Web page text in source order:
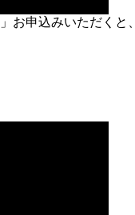
」お申込みいただくと、